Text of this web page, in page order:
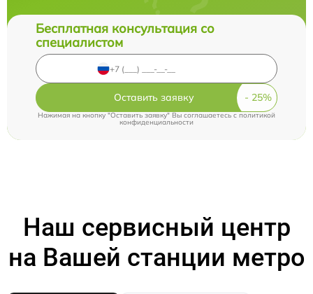
Бесплатная консультация со
специалистом
Оставить заявку
Нажимая на кнопку "Оставить заявку" Вы соглашаетесь cполитикой
конфиденциальности
Наш сервисный центр
на Вашей станции метро